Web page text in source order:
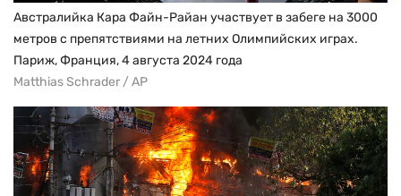
Австралийка Кара Файн-Райан участвует в забеге на 3000
метров с препятствиями на летних Олимпийских играх.
Париж, Франция, 4 августа 2024 года
Matthias Schrader / AP